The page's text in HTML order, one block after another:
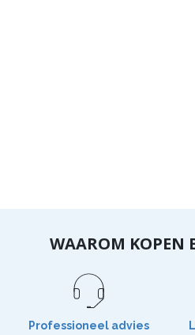
WAAROM KOPEN
Professioneel advies